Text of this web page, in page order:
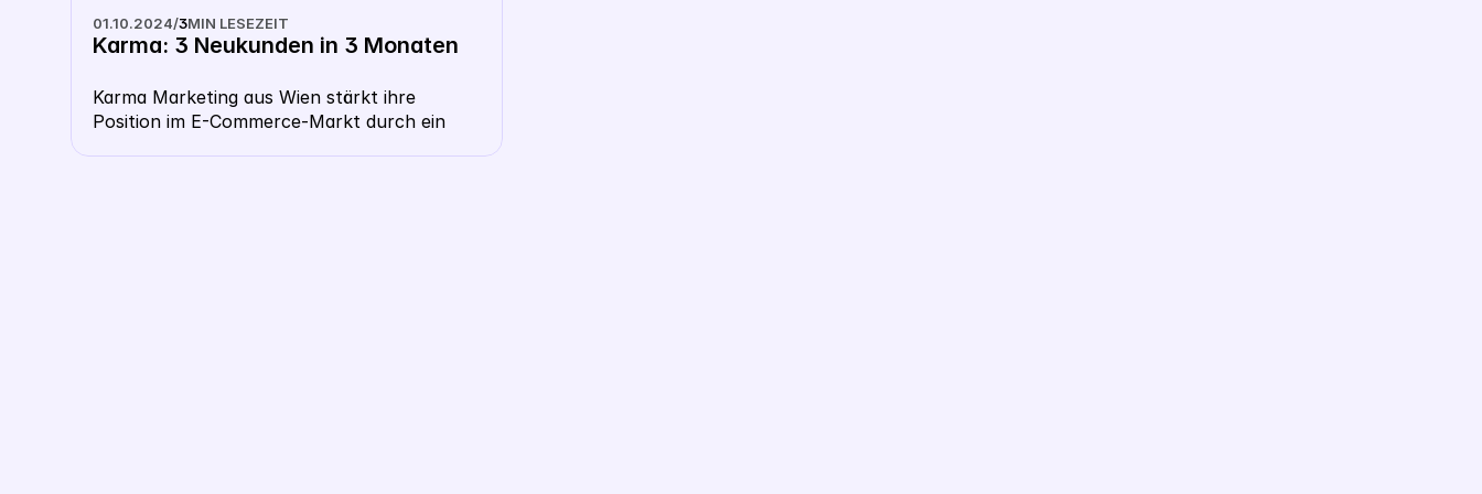
01.10.2024/3MIN LESEZEIT
Karma: 3 Neukunden in 3 Monaten
Karma Marketing aus Wien stärkt ihre
Position im E-Commerce-Markt durch ein